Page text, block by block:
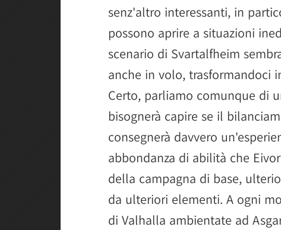
senz'altro interessanti, in
possono aprire a situazioni
scenario di Svartalfheim
anche in volo, trasformandoci
Certo, parliamo comunque di
bisognerà capire se il
consegnerà davvero
abbondanza di abilità che
della campagna di base,
da ulteriori elementi. A ogni
di Valhalla ambientate ad